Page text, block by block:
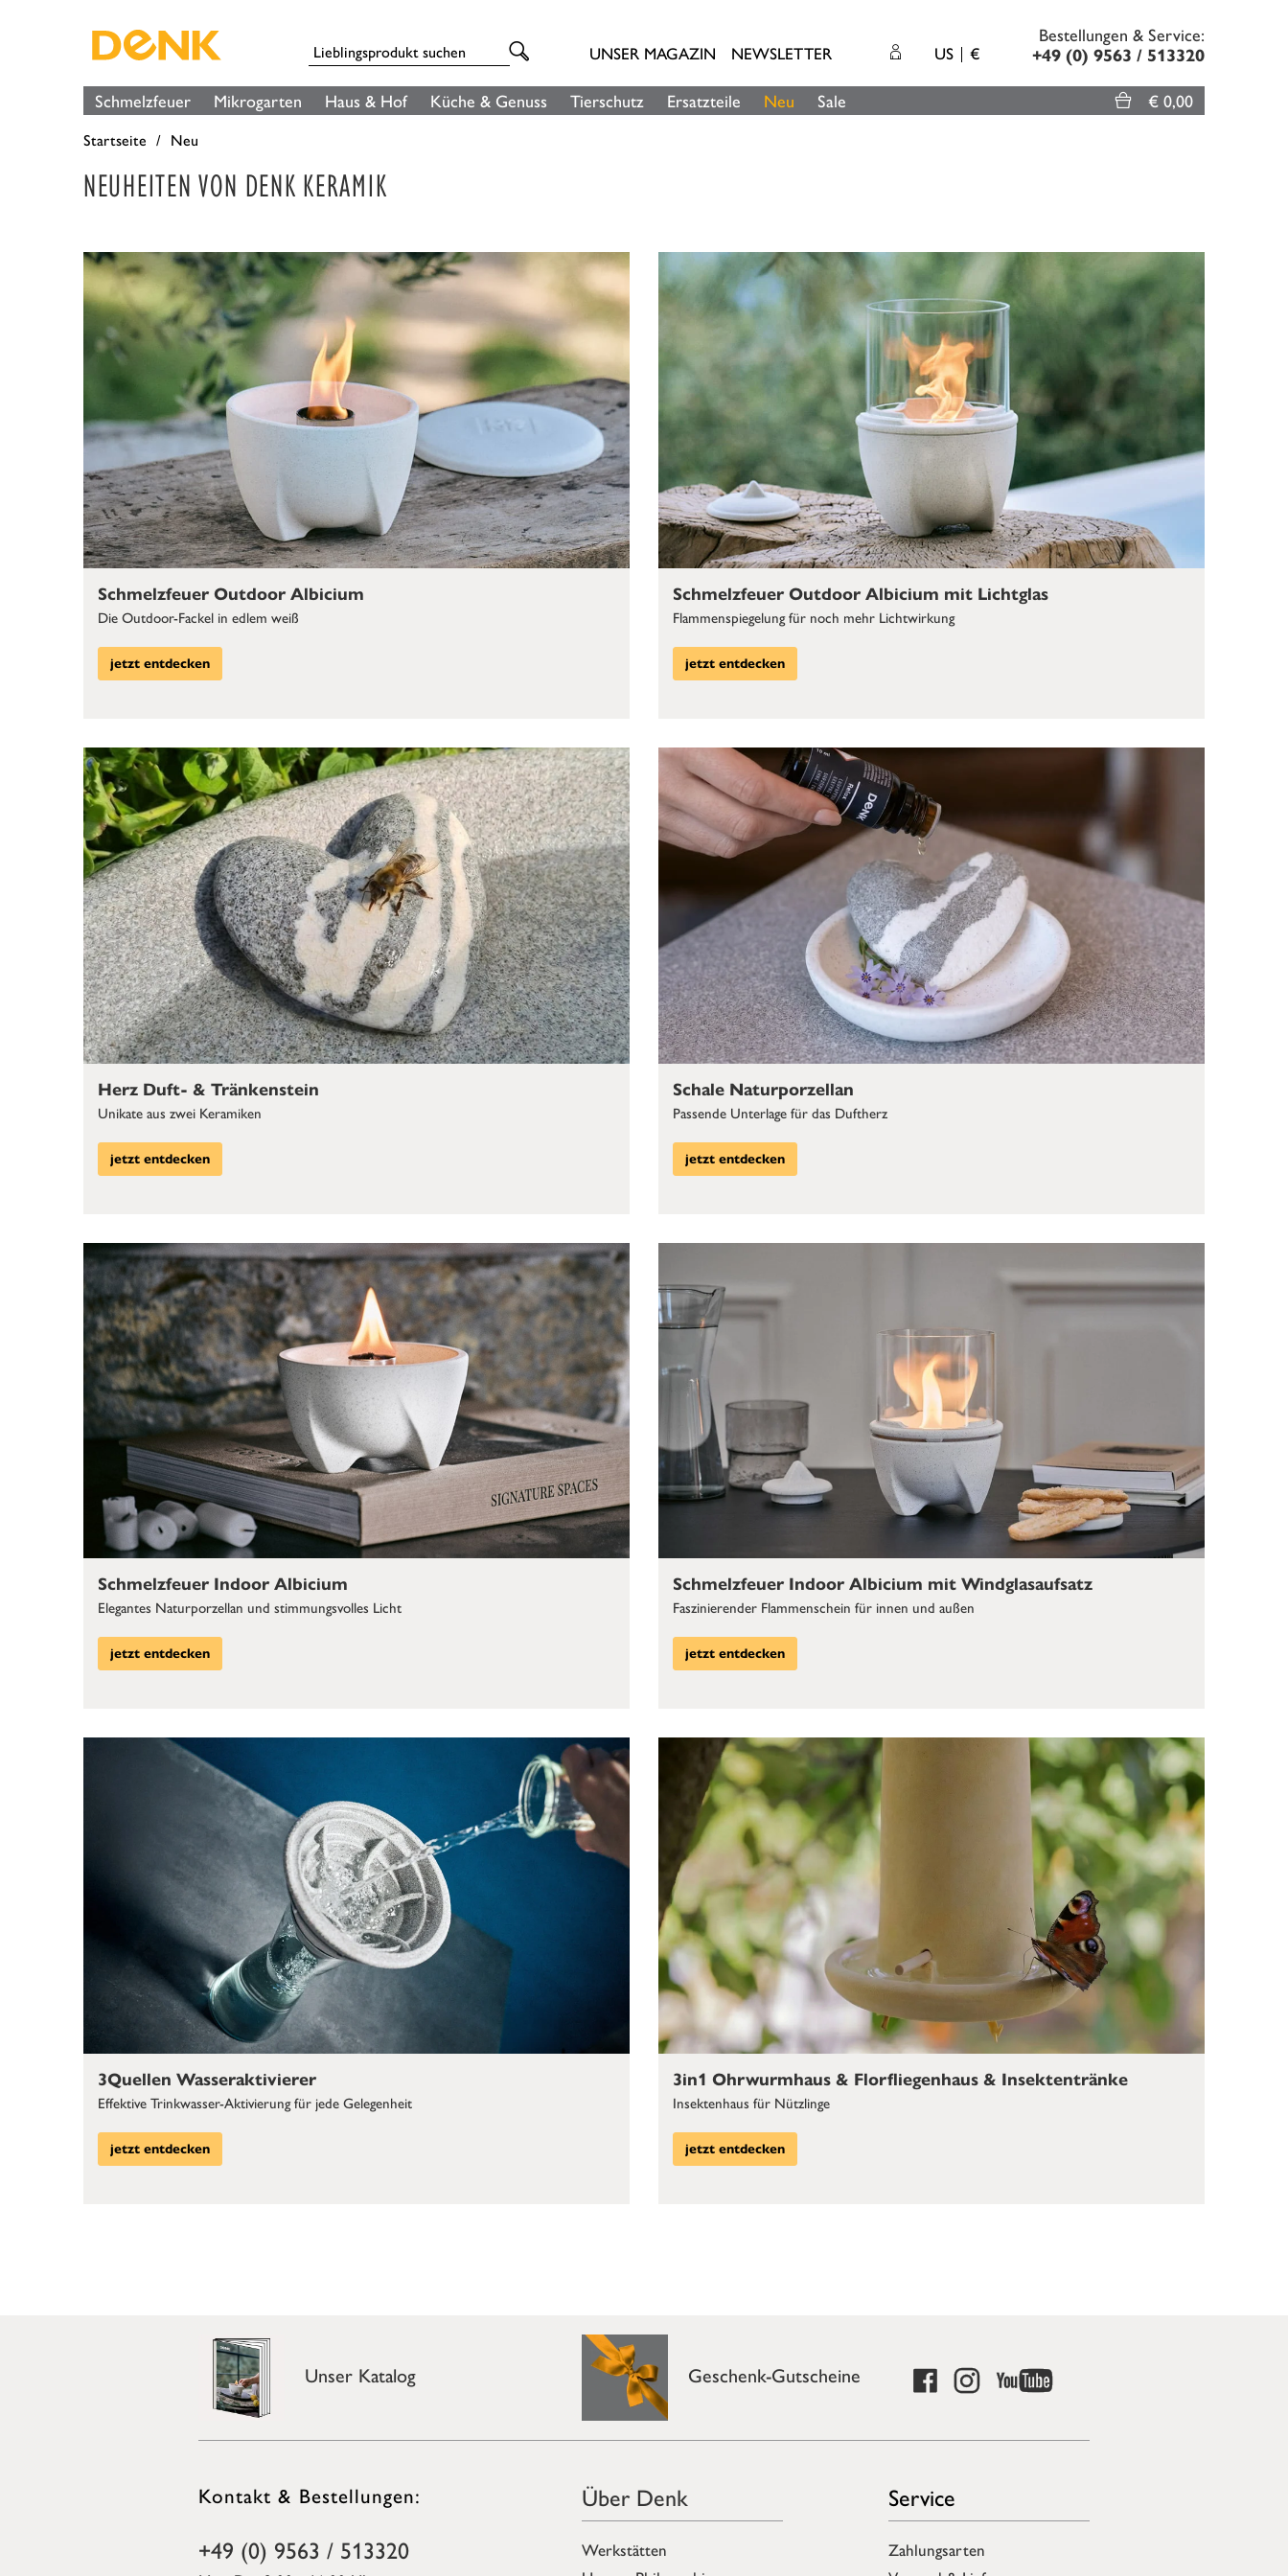
UNSER MAGAZIN NEWSLETTER US €
Bestellungen & Service:
+49 (0) 9563 / 513320
Schmelzfeuer Mikrogarten Haus & Hof Küche & Genuss Tierschutz Ersatzteile Neu Sale € 0,00
Startseite Neu
NEUHEITEN VON DENK KERAMIK
Schmelzfeuer Outdoor Albicium
Die Outdoor-Fackel in edlem weiß
jetzt entdecken
Schmelzfeuer Outdoor Albicium mit Lichtglas
Flammenspiegelung für noch mehr Lichtwirkung
jetzt entdecken
Herz Duft- & Tränkenstein
Unikate aus zwei Keramiken
jetzt entdecken
Schale Naturporzellan
Passende Unterlage für das Duftherz
jetzt entdecken
Schmelzfeuer Indoor Albicium
Elegantes Naturporzellan und stimmungsvolles Licht
jetzt entdecken
Schmelzfeuer Indoor Albicium mit Windglasaufsatz
Faszinierender Flammenschein für innen und außen
jetzt entdecken
3Quellen Wasseraktivierer
Effektive Trinkwasser-Aktivierung für jede Gelegenheit
jetzt entdecken
3in1 Ohrwurmhaus & Florfliegenhaus & Insektentränke
Insektenhaus für Nützlinge
jetzt entdecken
Unser Katalog Geschenk-Gutscheine
Kontakt & Bestellungen:
+49 (0) 9563 / 513320
Über Denk
Werkstätten
Service
Zahlungsarten